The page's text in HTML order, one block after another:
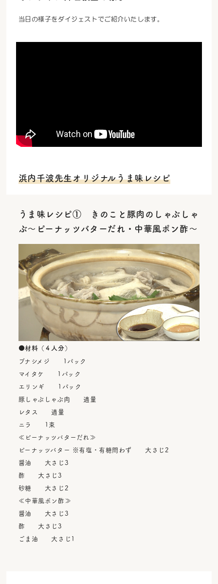
当日の様子をダイジェストでご紹介いたします。
浜内千波先生オリジナルうま味レシピ
うま味レシピ① きのこと豚肉のしゃぶしゃ
ぶ～ピーナッツバターだれ・中華風ポン酢～
●材料（４人分）
ブナシメジ 1パック
マイタケ 1パック
エリンギ 1パック
豚しゃぶしゃぶ肉 適量
レタス 適量
ニラ 1束
≪ピーナッツバターだれ≫
ピーナッツバター ※有塩・有糖問わず 大さじ2
醤油 大さじ3
酢 大さじ3
砂糖 大さじ2
≪中華風ポン酢≫
醤油 大さじ3
酢 大さじ3
ごま油 大さじ1